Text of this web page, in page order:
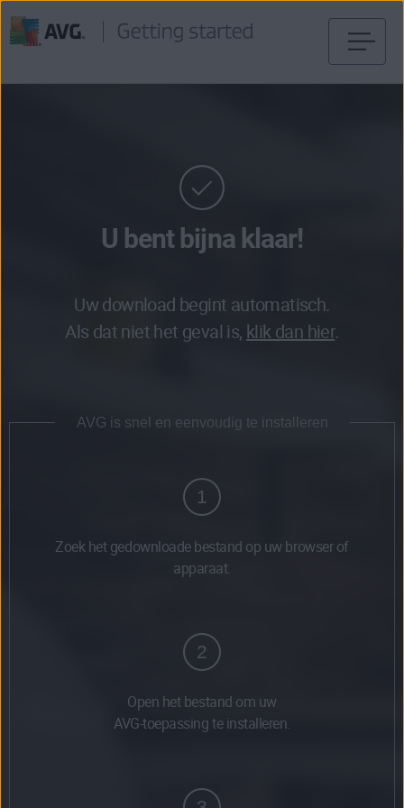
U bent bijna klaar!
Uw download begint automatisch.
Als dat niet het geval is, klik dan hier.
AVG is snel en eenvoudig te installeren
1
Zoek het gedownloade bestand op uw browser of
apparaat.
2
Open het bestand om uw
AVG-toepassing te installeren.